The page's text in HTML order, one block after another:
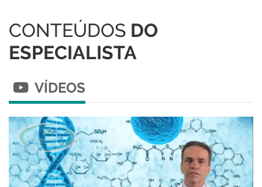
CONTEÚDOS DO
ESPECIALISTA
VÍDEOS